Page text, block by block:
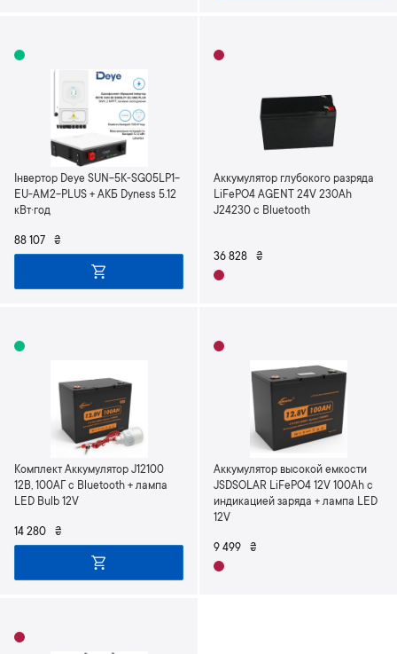
Інвертор Deye SUN-5K-SG05LP1-
EU-AM2-PLUS + АКБ Dyness 5.12
кВт·год
88 107 ₴
Аккумулятор глубокого разряда
LiFePO4 AGENT 24V 230Ah
J24230 с Bluetooth
36 828 ₴
Комплект Аккумулятор J12100
12В, 100АГ с Bluetooth + лампа
LED Bulb 12V
14 280 ₴
Аккумулятор высокой емкости
JSDSOLAR LiFePO4 12V 100Ah с
индикацией заряда + лампа LED
12V
9 499 ₴